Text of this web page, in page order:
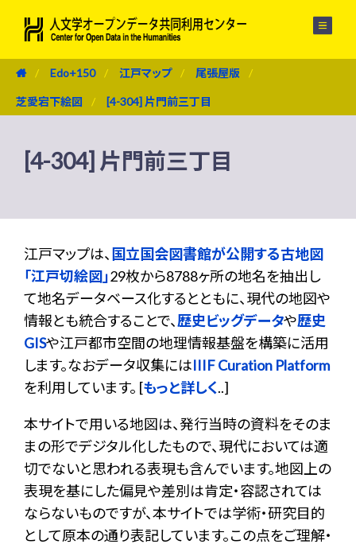
Edo+150 江戸マップ 尾張屋版
芝愛宕下絵図 [4-304] 片門前三丁目
[4-304] 片門前三丁目
江戸マップは、 国立国会図書館が公開する古地図
「江戸切絵図」29枚から8788ヶ所の地名を抽出し
て地名データベース化するとともに、現代の地図や
情報とも統合することで、歴史ビッグデータや歴史
GISや江戸都市空間の地理情報基盤を構築に活用
します。なおデータ収集にはIIIF Curation Platform
を利用しています。 [もっと詳しく..]
本サイトで用いる地図は、発行当時の資料をそのま
まの形でデジタル化したもので、現代においては適
切でないと思われる表現も含んでいます。地図上の
表現を基にした偏見や差別は肯定・容認されては
ならないものですが、本サイトでは学術・研究目的
として原本の通り表記しています。この点をご理解・